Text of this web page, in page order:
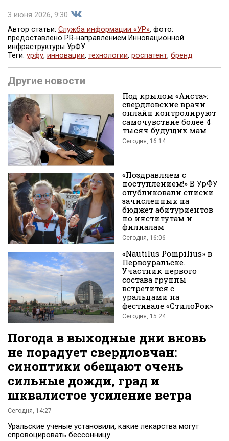
3 июня 2026, 9:30
Поделиться
во
Вконтакте
Автор статьи: Служба информации «УР», фото:
предоставлено PR-направлением Инновационной
инфраструктуры УрФУ
Теги: урфу, инновации, технологии, роспатент, бренд
Другие новости
Под крылом «Аиста»:
свердловские врачи
онлайн контролируют
самочувствие более 4
тысяч будущих мам
Сегодня, 16:14
«Поздравляем с
поступлением!» В УрФУ
опубликовали списки
зачисленных на
бюджет абитуриентов
по институтам и
филиалам
Сегодня, 16:06
«Nautilus Pompilius» в
Первоуральске.
Участник первого
состава группы
встретится с
уральцами на
фестивале «СтилоРок»
Сегодня, 15:24
Погода в выходные дни вновь
не порадует свердловчан:
синоптики обещают очень
сильные дожди, град и
шквалистое усиление ветра
Сегодня, 14:27
Уральские ученые установили, какие лекарства могут
спровоцировать бессонницу